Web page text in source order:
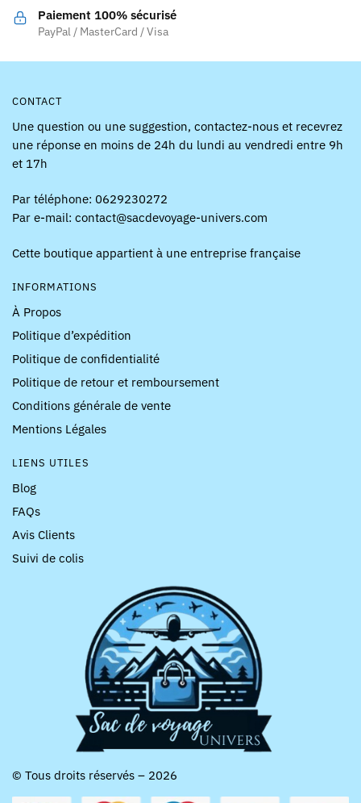
la
page
Paiement 100% sécurisé
PayPal / MasterCard / Visa
CONTACT
Une question ou une suggestion, contactez-nous et recevrez
une réponse en moins de 24h du lundi au vendredi entre 9h
et 17h
Par téléphone: 0629230272
Par e-mail: contact@sacdevoyage-univers.com
Cette boutique appartient à une entreprise française
INFORMATIONS
À Propos
Politique d’expédition
Politique de confidentialité
Politique de retour et remboursement
Conditions générale de vente
Mentions Légales
LIENS UTILES
Blog
FAQs
Avis Clients
Suivi de colis
© Tous droits réservés – 2026